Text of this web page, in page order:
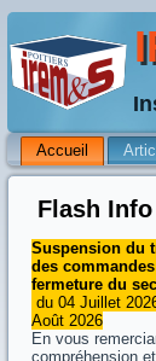
Accueil
Flash Info
Suspension du
des
fermeture du
du 04 Juillet
Août 2026
En vous
compréhension